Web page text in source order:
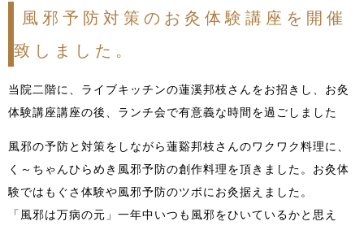
風邪予防対策のお灸体験講座を開催
致しました。
当院二階に、ライブキッチンの蓮溪邦枝さんをお招きし、お灸
体験講座講座の後、ランチ会で有意義な時間を過ごしました
風邪の予防と対策をしながら蓮谿邦枝さんのワクワク料理に、
く～ちゃんひらめき風邪予防の創作料理を頂きました。お灸体
験ではもぐさ体験や風邪予防のツボにお灸据えました。
「風邪は万病の元」一年中いつも風邪をひいているかと思え